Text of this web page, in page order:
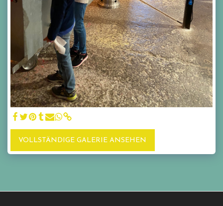
VOLLSTÄNDIGE GALERIE ANSEHEN